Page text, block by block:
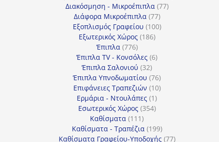
Διακόσμηση - Μικροέπιπλα 7777
Διάφορα Μικροέπιπλα 7777
προϊόντα
Εξοπλισμός Γραφείου 100100
Εξωτερικός Χώρος 186186
Έπιπλα 776776
προϊόντα
Έπιπλα TV - Κονσόλες 66
Έπιπλα Σαλονιού 3232
προϊόντα
Έπιπλα Υπνοδωματίου 7676
προϊόντα
Επιφάνειες Τραπεζιών 1010
Ερμάρια - Ντουλάπες 11
προϊόν
Εσωτερικός Χώρος 354354
Καθίσματα 111111
προϊόντα
Καθίσματα - Τραπέζια 199199
προϊόντα
Καθίσματα Γραφείου-Υποδοχής 7777